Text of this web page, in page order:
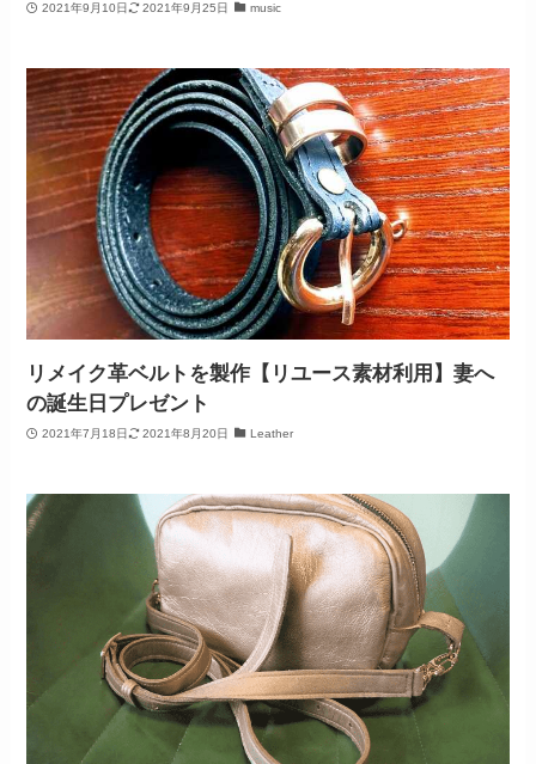
2021年9月10日 2021年9月25日 music
リメイク革ベルトを製作【リユース素材利用】妻へ
の誕生日プレゼント
2021年7月18日 2021年8月20日 Leather